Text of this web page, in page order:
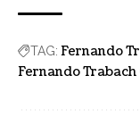
TAG: Fernando
Fernando Trabach